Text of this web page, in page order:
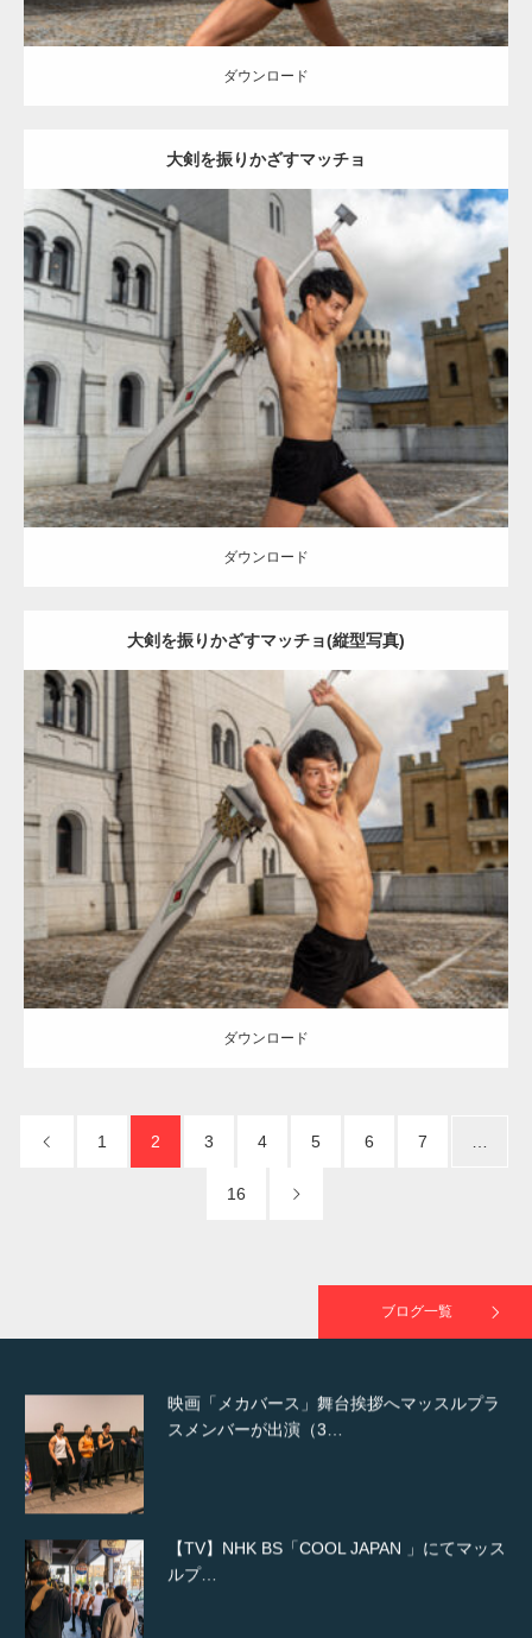
ダウンロード
大剣を振りかざすマッチョ
Update:2023.02.11
Category:異世界転生マッチョ その他 AKIHITO(細マッチョ) 腹筋 闘
うマッチョ
姫路 (兵庫)
ダウンロード
ダウンロード
大剣を振りかざすマッチョ(縦型写真)
Update:2023.02.11
Category: 異世界転生マッチョ その他 AKIHITO(細マッチョ) 腹筋
闘
うマッチョ 姫路 (兵庫)
ダウンロード
ダウンロード
1 2 3 4 5 6 7
16
ブログ一覧
【YouTube】マッチョフリー素材メンバーが
ギネス世界記録…
【TV】TBS番組「ひるおび」にてマッスルプ
ラスが紹介されま…
TOKYO FMラジオ番組「ONE MORNING」
で紹介さ…
た（6/8放送）
映画「メカバース」舞台挨拶へマッスルプラ
スメンバーが出演（3…
【TV】NHK BS「COOL JAPAN 」にてマッス
ルプ…